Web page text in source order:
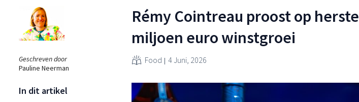
Geschreven door
Pauline Neerman
In dit artikel
Rémy Cointreau proost op
miljoen euro winstgroei
Food 4 Juni, 2026